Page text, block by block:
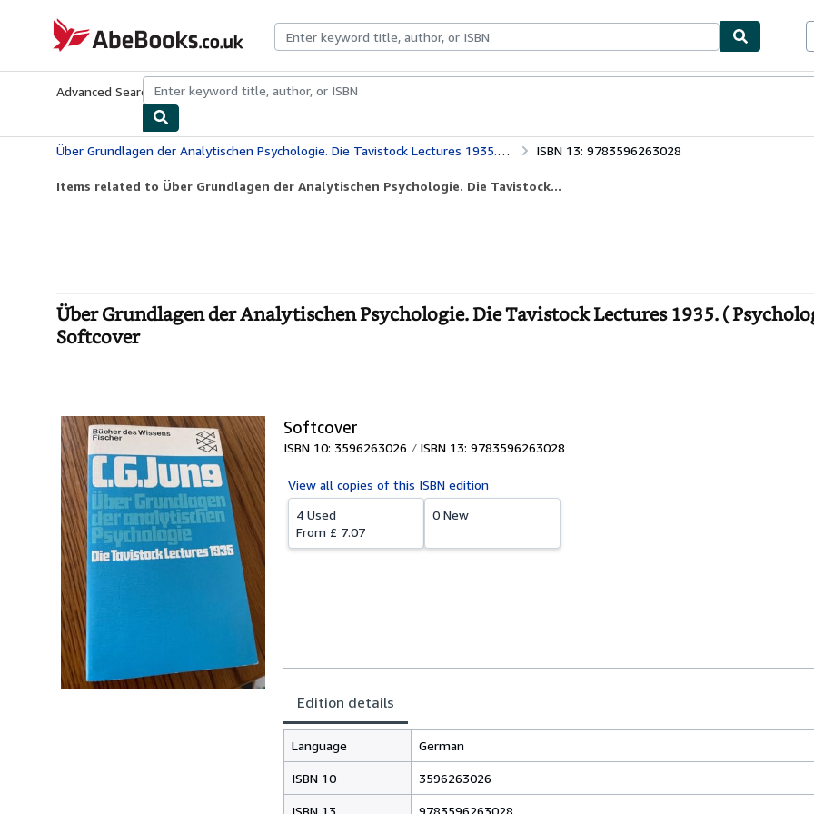
AbeBooks.co.uk
Advanced Search Browse CollectionsRare BooksArt & Collectables
Über Grundlagen der Analytischen Psychologie. Die Tavistock Lectures 1935. ( Psychologie). ISBN 13: 9783596263028
Items related to Über Grundlagen der Analytischen Psychologie. Die Tavistock...
Über Grundlagen der Analytischen Psychologie. Die Tavistock Lectures 1935. (
Softcover
Softcover
ISBN 10: 3596263026 ISBN 13: 9783596263028
View all copies of this ISBN edition
4 Used
From £ 7.07
0 New
Edition details
Language German
ISBN 10 3596263026
ISBN 13 9783596263028